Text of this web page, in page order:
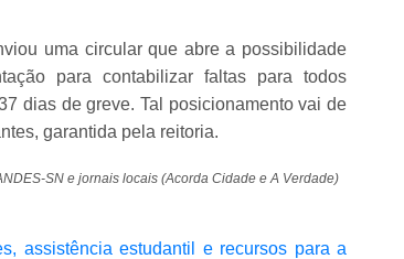
uma circular que abre a possibilidade
para contabilizar faltas para todos
dias de greve. Tal posicionamento vai de
garantida pela reitoria.
SN e jornais locais (Acorda Cidade e A Verdade)
assistência estudantil e recursos para a